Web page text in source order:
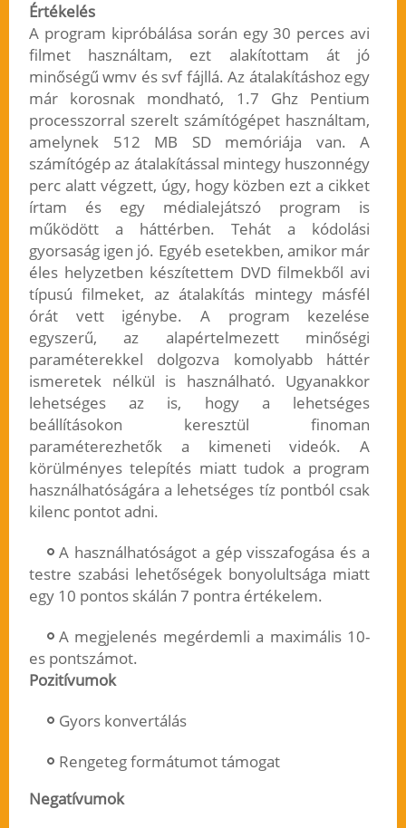
Értékelés
A program kipróbálása során egy 30 perces avi
filmet használtam, ezt alakítottam át jó
minőségű wmv és svf fájllá. Az átalakításhoz egy
már korosnak mondható, 1.7 Ghz Pentium
processzorral szerelt számítógépet használtam,
amelynek 512 MB SD memóriája van. A
számítógép az átalakítással mintegy huszonnégy
perc alatt végzett, úgy, hogy közben ezt a cikket
írtam és egy médialejátszó program is
működött a háttérben. Tehát a kódolási
gyorsaság igen jó. Egyéb esetekben, amikor már
éles helyzetben készítettem DVD filmekből avi
típusú filmeket, az átalakítás mintegy másfél
órát vett igénybe. A program kezelése
egyszerű, az alapértelmezett minőségi
paraméterekkel dolgozva komolyabb háttér
ismeretek nélkül is használható. Ugyanakkor
lehetséges az is, hogy a lehetséges
beállításokon keresztül finoman
paraméterezhetők a kimeneti videók. A
körülményes telepítés miatt tudok a program
használhatóságára a lehetséges tíz pontból csak
kilenc pontot adni.
A használhatóságot a gép visszafogása és a
testre szabási lehetőségek bonyolultsága miatt
egy 10 pontos skálán 7 pontra értékelem.
A megjelenés megérdemli a maximális 10-
es pontszámot.
Pozitívumok
Gyors konvertálás
Rengeteg formátumot támogat
Negatívumok